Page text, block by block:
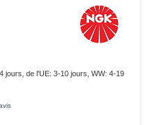
jours, de l'UE: 3-10 jours, WW: 4-19